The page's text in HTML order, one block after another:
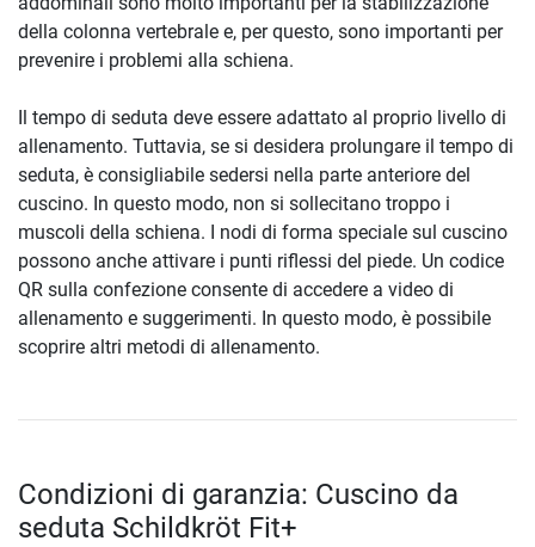
della colonna vertebrale e, per questo, sono importanti per
prevenire i problemi alla schiena.
Il tempo di seduta deve essere adattato al proprio livello di
allenamento. Tuttavia, se si desidera prolungare il tempo di
seduta, è consigliabile sedersi nella parte anteriore del
cuscino. In questo modo, non si sollecitano troppo i
muscoli della schiena. I nodi di forma speciale sul cuscino
possono anche attivare i punti riflessi del piede. Un codice
QR sulla confezione consente di accedere a video di
allenamento e suggerimenti. In questo modo, è possibile
scoprire altri metodi di allenamento.
Condizioni di garanzia: Cuscino da
seduta Schildkröt Fit+